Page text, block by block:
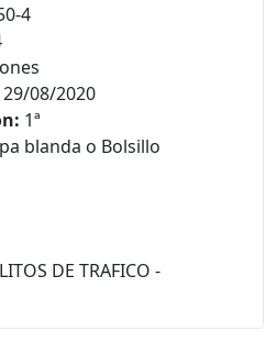
4
29/08/2020
1ª
blanda o Bolsillo
DE TRAFICO -